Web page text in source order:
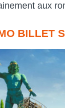
aux
BILLET